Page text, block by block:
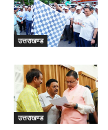
उत्तराखण्ड
उत्तराखण्ड